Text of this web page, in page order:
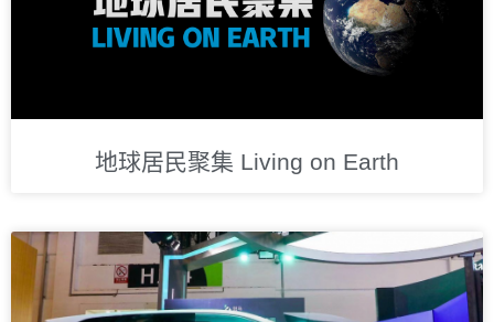
地球居民聚集 Living on Earth